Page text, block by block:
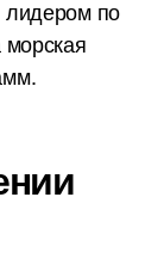
лидером по